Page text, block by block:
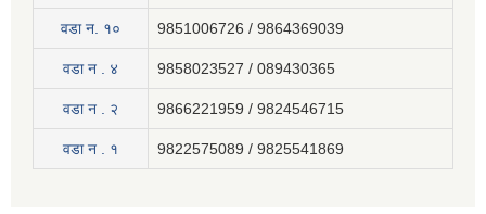
वडा न. १० 9851006726 / 9864369039
वडा न . ४ 9858023527 / 089430365
वडा न . २ 9866221959 / 9824546715
वडा न . १ 9822575089 / 9825541869